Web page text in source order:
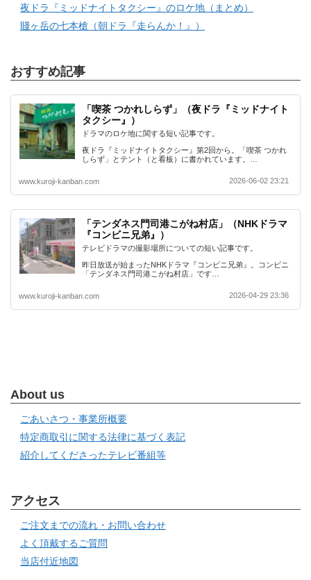
夜ドラ『ミッドナイトタクシー』のロケ地（まとめ）
賤ヶ岳の七本槍（朝ドラ『走らんか！』）
おすすめ記事
「喫茶 つかれしらず」（夜ドラ『ミッドナイト
タクシー』）
ドラマのロケ地に関する短い記事です。
夜ドラ『ミッドナイトタクシー』第2回から。「喫茶 つかれ
しらず」とテント（と看板）に書かれています。…
www.kuroji-kanban.com 2026-06-02 23:21
「テンダネス門司港こがね村店」（NHKドラマ
『コンビニ兄弟』）
テレビドラマの撮影場所についての短い記事です。
昨日放送が始まったNHKドラマ『コンビニ兄弟』。コンビニ
「テンダネス門司港こがね村店」です…
www.kuroji-kanban.com 2026-04-29 23:36
About us
ごあいさつ・事業所概要
特定商取引に関する法律に基づく表記
紹介してくださったテレビ番組等
アクセス
ご注文までの流れ・お問い合わせ
よく頂戴するご質問
当店付近地図